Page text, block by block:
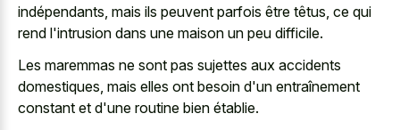
indépendants, mais ils peuvent parfois être têtus, ce qui
rend l'intrusion dans une maison un peu difficile.
Les maremmas ne sont pas sujettes aux accidents
domestiques, mais elles ont besoin d'un entraînement
constant et d'une routine bien établie.